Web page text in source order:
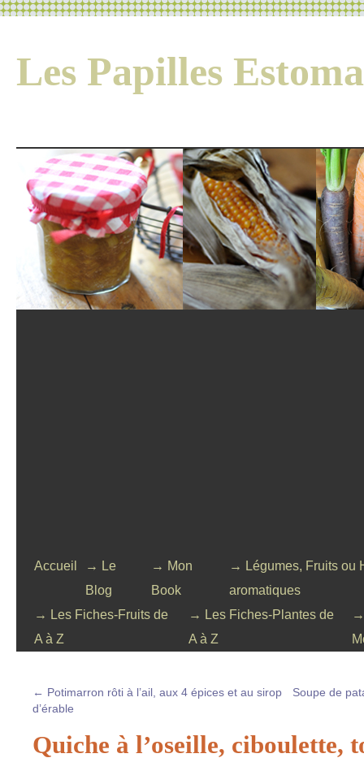
Les Papilles
Accueil
→ Le
Blog
→ Mon
Book
→ Légumes, Fruits ou
aromatiques
→ Les Fiches-Fruits de
A à Z
→ Les Fiches-Plantes de
A à Z
→
← Potimarron rôti à l’ail, aux 4 épices et au sirop
d’érable
Soupe de
Quiche à l’oseille, ciboulette,